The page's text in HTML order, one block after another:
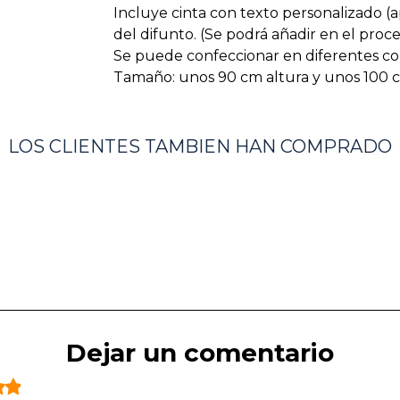
Incluye cinta con texto personalizado
del difunto. (Se podrá añadir en el
Se puede confeccionar en diferentes
Tamaño: unos 90 cm altura y unos 100
LOS CLIENTES TAMBIEN HAN COMPRADO
Dejar un comentario